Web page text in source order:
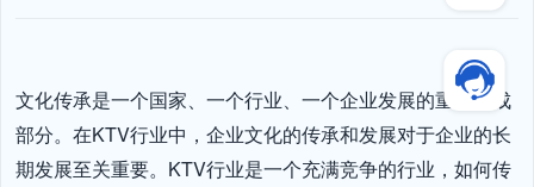
文化传承是一个国家、一个行业、一个企业发展的重要组成
部分。在KTV行业中，企业文化的传承和发展对于企业的长
期发展至关重要。KTV行业是一个充满竞争的行业，如何传